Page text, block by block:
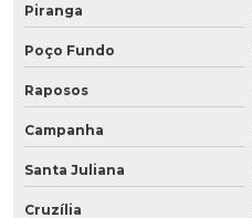
Piranga
Poço Fundo
Raposos
Campanha
Santa Juliana
Cruzília